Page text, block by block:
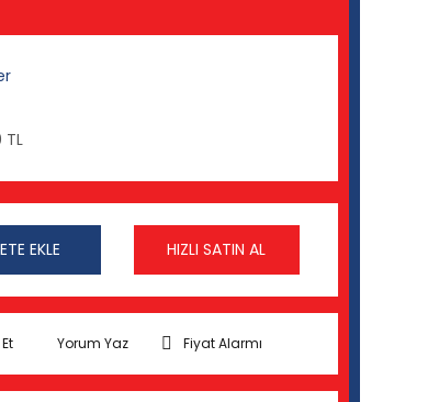
EKLE HIZLI SATIN AL
Yorum Yaz Fiyat Alarmı